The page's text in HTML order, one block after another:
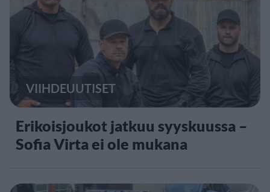
VIIHDEUUTISET
Erikoisjoukot jatkuu syyskuussa –
Sofia Virta ei ole mukana